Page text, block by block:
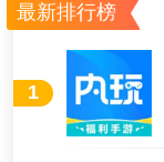
最新排行榜
1